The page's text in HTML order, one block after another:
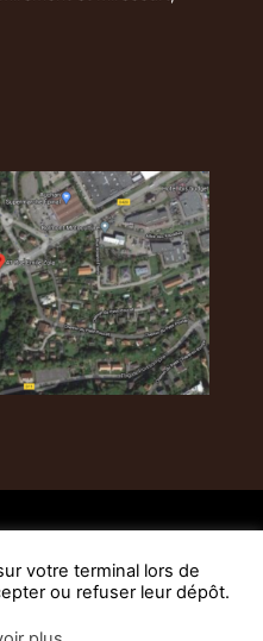
- Tous droits
votre terminal lors de
ou refuser leur dépôt.